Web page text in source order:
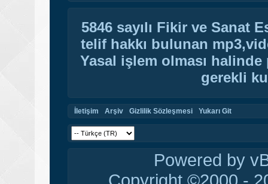
5846 sayılı Fikir ve Sanat
telif hakkı bulunan
Yasal işlem olması
gerekli
İletişim Arşiv Gizlilik Sözleşmesi Yukarı Git
Powered by